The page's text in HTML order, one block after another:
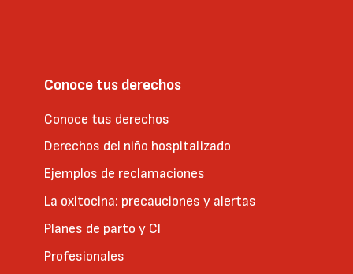
Conoce tus derechos
Conoce tus derechos
Derechos del niño hospitalizado
Ejemplos de reclamaciones
La oxitocina: precauciones y alertas
Planes de parto y CI
Profesionales